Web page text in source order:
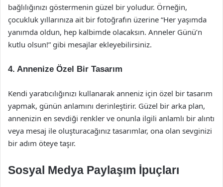
bağlılığınızı göstermenin güzel bir yoludur. Örneğin,
çocukluk yıllarınıza ait bir fotoğrafın üzerine “Her yaşımda
yanımda oldun, hep kalbimde olacaksın. Anneler Günü’n
kutlu olsun!” gibi mesajlar ekleyebilirsiniz.
4. Annenize Özel Bir Tasarım
Kendi yaratıcılığınızı kullanarak anneniz için özel bir tasarım
yapmak, günün anlamını derinleştirir. Güzel bir arka plan,
annenizin en sevdiği renkler ve onunla ilgili anlamlı bir alıntı
veya mesaj ile oluşturacağınız tasarımlar, ona olan sevginizi
bir adım öteye taşır.
Sosyal Medya Paylaşım İpuçları